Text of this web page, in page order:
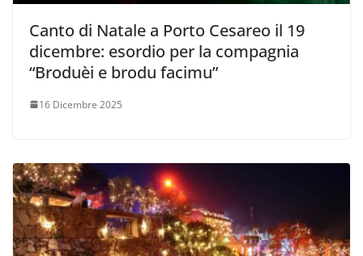
Canto di Natale a Porto Cesareo il 19
dicembre: esordio per la compagnia
“Broduèi e brodu facimu”
16 Dicembre 2025